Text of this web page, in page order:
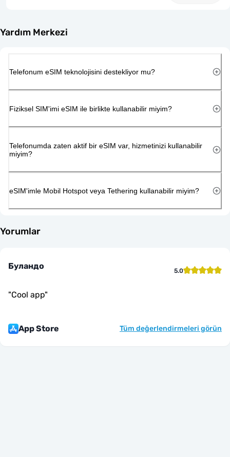
Yardım Merkezi
Telefonum eSIM teknolojisini destekliyor mu?
Fiziksel SIM'imi eSIM ile birlikte kullanabilir miyim?
Telefonumda zaten aktif bir eSIM var, hizmetinizi kullanabilir
miyim?
eSIM'imle Mobil Hotspot veya Tethering kullanabilir miyim?
Yorumlar
Буландо 5.0
"Cool app"
App Store Tüm değerlendirmeleri görün